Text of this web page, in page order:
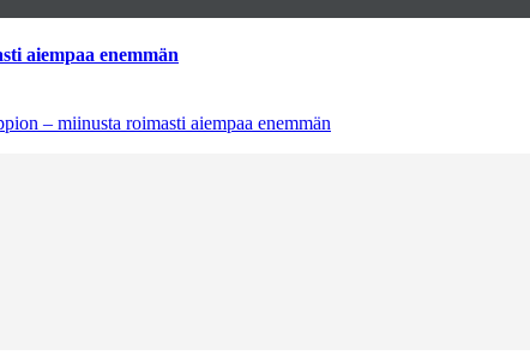
aiempaa enemmän
– miinusta roimasti aiempaa enemmän